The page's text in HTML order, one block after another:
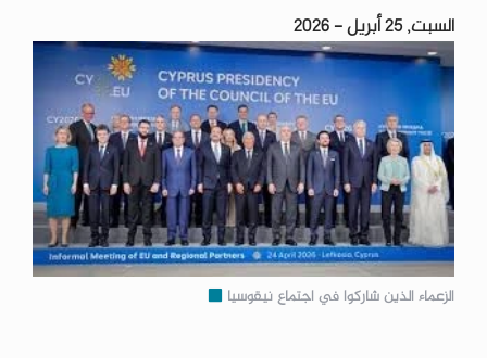
السبت, 25 أبريل - 2026
الزعماء الذين شاركوا في اجتماع نيقوسيا